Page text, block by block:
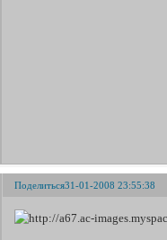
Поделиться31-01-2008 23:55:38